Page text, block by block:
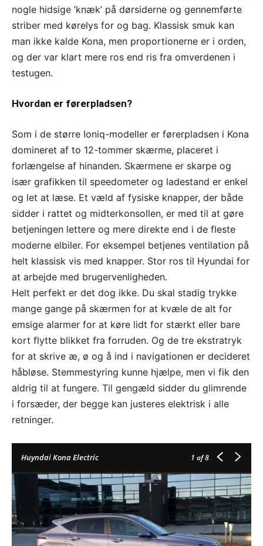
nogle hidsige ’knæk’ på dørsiderne og gennemførte
striber med kørelys for og bag. Klassisk smuk kan
man ikke kalde Kona, men proportionerne er i orden,
og der var klart mere ros end ris fra omverdenen i
testugen.
Hvordan er førerpladsen?
Som i de større Ioniq-modeller er førerpladsen i Kona
domineret af to 12-tommer skærme, placeret i
forlængelse af hinanden. Skærmene er skarpe og
især grafikken til speedometer og ladestand er enkel
og let at læse. Et væld af fysiske knapper, der både
sidder i rattet og midterkonsollen, er med til at gøre
betjeningen lettere og mere direkte end i de fleste
moderne elbiler. For eksempel betjenes ventilation på
helt klassisk vis med knapper. Stor ros til Hyundai for
at arbejde med brugervenligheden.
Helt perfekt er det dog ikke. Du skal stadig trykke
mange gange på skærmen for at kvæle de alt for
emsige alarmer for at køre lidt for stærkt eller bare
kort flytte blikket fra forruden. Og de tre ekstratryk
for at skrive æ, ø og å ind i navigationen er decideret
håbløse. Stemmestyring kunne hjælpe, men vi fik den
aldrig til at fungere. Til gengæld sidder du glimrende
i forsæder, der begge kan justeres elektrisk i alle
retninger.
Huyndai Kona Electric 1 af 8